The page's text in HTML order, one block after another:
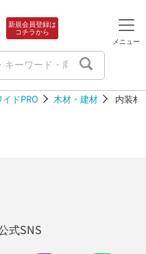
新規会員登録は
コチラから
メニュー
ドPRO 木材・建材 内装材
式SNS